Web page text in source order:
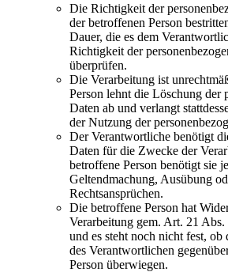
Die Richtigkeit der
der betroffenen Person
Dauer, die es dem
Richtigkeit der
überprüfen.
Die Verarbeitung ist
Person lehnt die Löschung der
Daten ab und verlangt
der Nutzung der
Der Verantwortliche benötigt
Daten für die Zwecke der
betroffene Person benötigt sie
Geltendmachung, Ausübung
Rechtsansprüchen.
Die betroffene Person hat
Verarbeitung gem. Art. 21
und es steht noch nicht fest,
des Verantwortlichen
Person überwiegen.